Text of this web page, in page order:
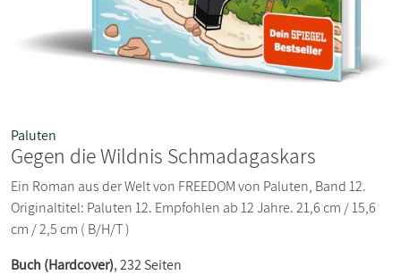
Paluten
Gegen die Wildnis Schmadagaskars
Ein Roman aus der Welt von FREEDOM von Paluten, Band 12.
Originaltitel: Paluten 12. Empfohlen ab 12 Jahre. 21,6 cm / 15,6
cm / 2,5 cm ( B/H/T )
Buch (Hardcover), 232 Seiten